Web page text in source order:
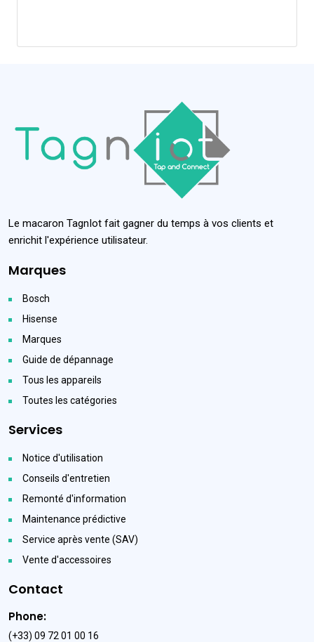
Le macaron TagnIot fait gagner du temps à vos clients et
enrichit l'expérience utilisateur.
Marques
Bosch
Hisense
Marques
Guide de dépannage
Tous les appareils
Toutes les catégories
Services
Notice d'utilisation
Conseils d'entretien
Remonté d'information
Maintenance prédictive
Service après vente (SAV)
Vente d'accessoires
Contact
Phone:
(+33) 09 72 01 00 16